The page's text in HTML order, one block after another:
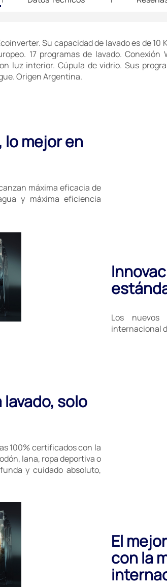
Su capacidad de lavado es de
17 programas de lavado.
luz interior. Cúpula de vidrio. Sus
Origen Argentina.
lo mejor en
máxima eficacia de
y máxima eficiencia
Los nuevos
internacional
lavado, solo
100% certificados con la
lana, ropa deportiva o
y cuidado absoluto,
El
con la